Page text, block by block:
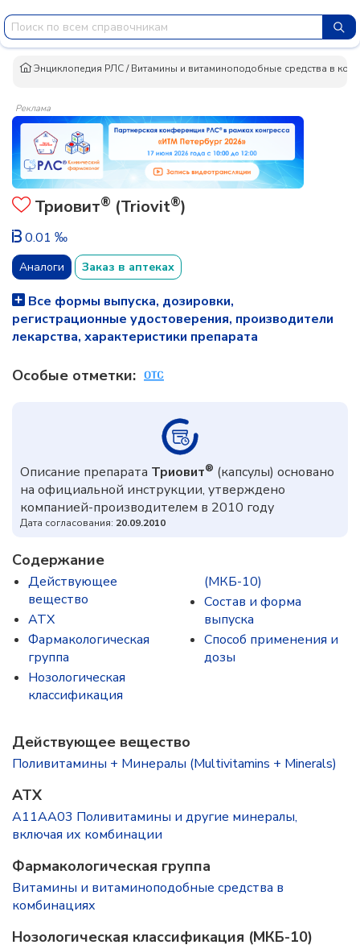
Энциклопедия РЛС/Витамины и витаминоподобные средства в
Реклама
Триовит® (Triovit®)
0.01 ‰
Аналоги Заказ в аптеках
Все формы выпуска, дозировки,
регистрационные удостоверения, производители
лекарства, характеристики препарата
Особые отметки:
Описание препарата Триовит® (капсулы) основано
на официальной инструкции, утверждено
компанией-производителем в 2010 году
Дата согласования: 20.09.2010
Содержание
Действующее
вещество
ATX
Фармакологическая
группа
Нозологическая
классификация
(МКБ-10)
Состав и форма
выпускa
Способ применения и
дозы
Действующее вещество
Поливитамины + Минералы (Multivitamins + Minerals)
ATX
A11AA03 Поливитамины и другие минералы,
включая их комбинации
Фармакологическая группа
Витамины и витаминоподобные средства в
комбинациях
Нозологическая классификация (МКБ-10)